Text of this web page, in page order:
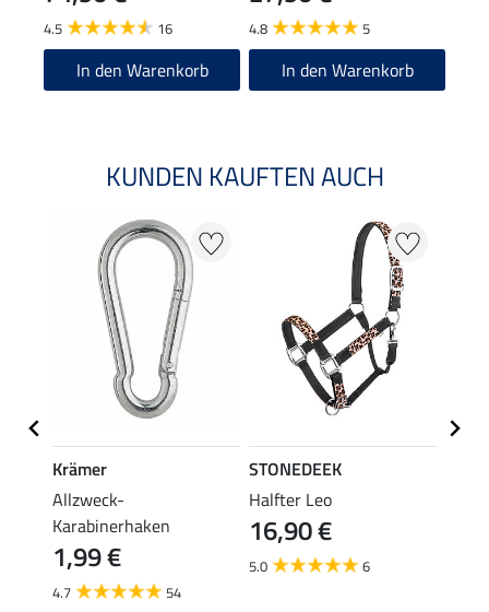
4.5 16
In den Warenkorb
4.8 5
In den Warenkorb
KUNDEN KAUFTEN AUCH
Krämer
Allzweck-
Karabinerhaken
1,99 €
4.7 54
STONEDEEK
Halfter Leo
16,90 €
5.0 6